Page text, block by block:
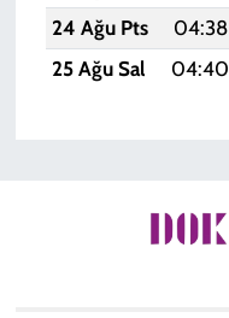
24 Ağu Pts
04:38
25 Ağu Sal
04:40